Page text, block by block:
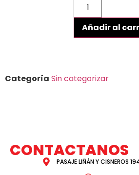
Añadir al
Categoría Sin categorizar
CONTACTANOS
PASAJE LIÑÁN Y CISNEROS